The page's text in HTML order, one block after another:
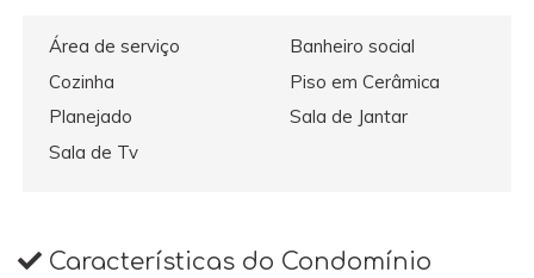
Área de serviço
Banheiro social
Cozinha
Piso em Cerâmica
Planejado
Sala de Jantar
Sala de Tv
Características do Condomínio